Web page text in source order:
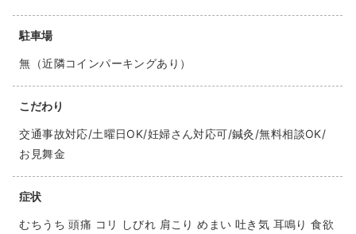
駐車場
無（近隣コインパーキングあり）
こだわり
交通事故対応/土曜日OK/妊婦さん対応可/鍼灸/無料相談OK/
お見舞金
症状
むちうち 頭痛 コリ しびれ 肩こり めまい 吐き気 耳鳴り 食欲